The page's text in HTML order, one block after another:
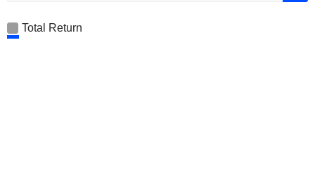
Total Return